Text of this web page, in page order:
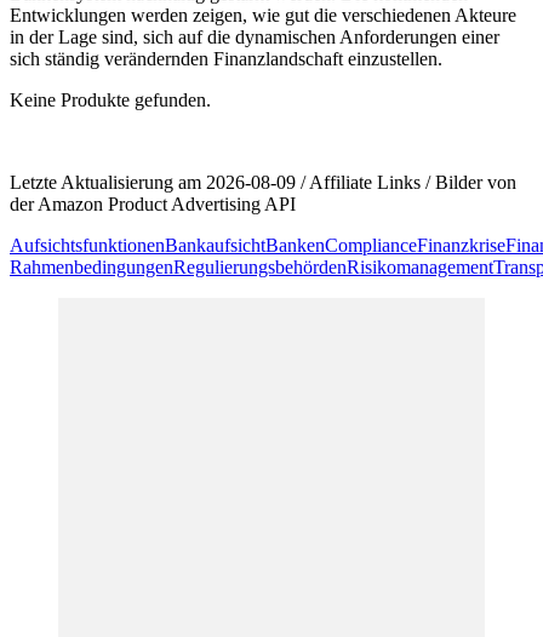
Entwicklungen werden zeigen, wie gut die verschiedenen Akteure
in der Lage ⁢sind, sich auf die dynamischen Anforderungen einer
sich ständig verändernden Finanzlandschaft einzustellen.
Keine Produkte gefunden.
Letzte Aktualisierung am 2026-08-09 / Affiliate Links / Bilder von
der Amazon Product Advertising API
AufsichtsfunktionenBankaufsichtBankenComplianceFinanzkrise
RahmenbedingungenRegulierungsbehördenRisikomanagement